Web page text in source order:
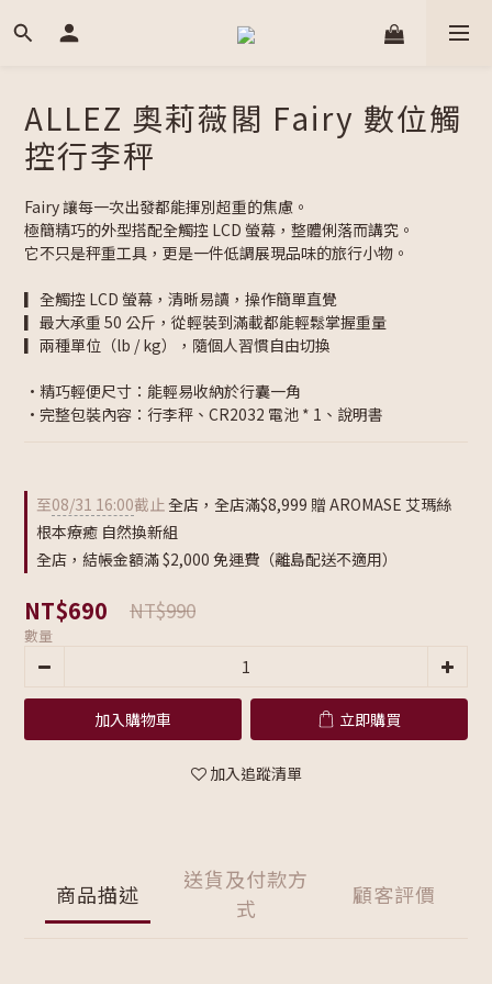
ALLEZ 奧莉薇閣 Fairy 數位觸
控行李秤
Fairy 讓每一次出發都能揮別超重的焦慮。
極簡精巧的外型搭配全觸控 LCD 螢幕，整體俐落而講究。
它不只是秤重工具，更是一件低調展現品味的旅行小物。
▎全觸控 LCD 螢幕，清晰易讀，操作簡單直覺
▎最大承重 50 公斤，從輕裝到滿載都能輕鬆掌握重量
▎兩種單位（lb / kg），隨個人習慣自由切換
•精巧輕便尺寸：能輕易收納於行囊一角
•完整包裝內容：行李秤、CR2032 電池 * 1、說明書
至08/31 16:00截止全店，全店滿$8,999 贈 AROMASE 艾瑪絲
根本療癒 自然換新組
全店，結帳金額滿 $2,000 免運費（離島配送不適用）
NT$690 NT$990
數量
加入購物車 立即購買
加入追蹤清單
商品描述
送貨及付款方
式
顧客評價